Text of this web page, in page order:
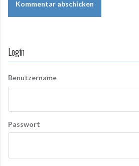
Login
Benutzername
Passwort